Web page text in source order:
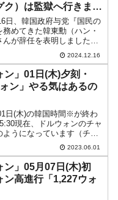
ク）は監獄へ行きまし
日、韓国政府与党『国民の
務めてきた韓東勳（ハン・
んが辞任を表明しました。↑
・ドンフン）さん（月亭八
期限切れとなりました。大
追案に事実上賛成を表明
決さ...
2024.12.16
ン」01日(木)夕刻・
ォン」やる気はあるの
日(木)の韓国時間※が終わ
現在、ドルウォンのチャ
うになっています（チャ
』より引用）。一
んよ」なローソク足です
ティーが小さく低調で...
2023.06.01
ン」05月07日(木)初
ン高進行「1,227ウォ